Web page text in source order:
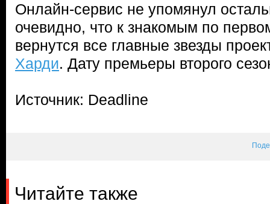
Онлайн-сервис не упомянул
очевидно, что к знакомым по
вернутся все главные звезды
Харди. Дату премьеры второго
Источник: Deadline
Читайте также